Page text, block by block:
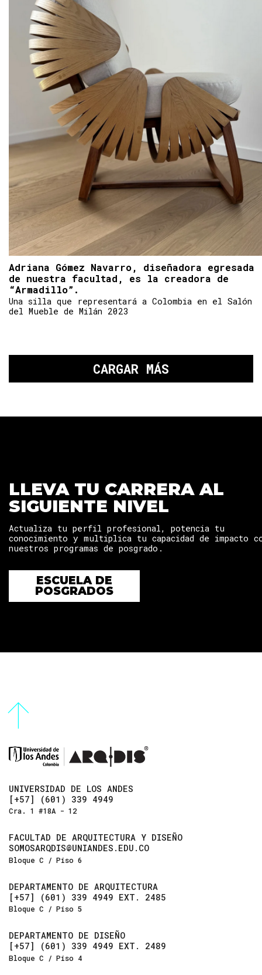
Adriana Gómez Navarro, diseñadora egresada
de nuestra facultad, es la creadora de
“Armadillo”.
Una silla que representará a Colombia en el Salón
del Mueble de Milán 2023
CARGAR MÁS
LLEVA TU CARRERA AL
SIGUIENTE NIVEL
Actualiza tu perfil profesional, potencia tu
conocimiento y multiplica tu capacidad de impacto
nuestros programas de posgrado.
ESCUELA DE
POSGRADOS
UNIVERSIDAD DE LOS ANDES
[+57] (601) 339 4949
Cra. 1 #18A - 12
FACULTAD DE ARQUITECTURA Y DISEÑO
SOMOSARQDIS@UNIANDES.EDU.CO
Bloque C / Piso 6
DEPARTAMENTO DE ARQUITECTURA
[+57] (601) 339 4949 EXT. 2485
Bloque C / Piso 5
DEPARTAMENTO DE DISEÑO
[+57] (601) 339 4949 EXT. 2489
Bloque C / Piso 4